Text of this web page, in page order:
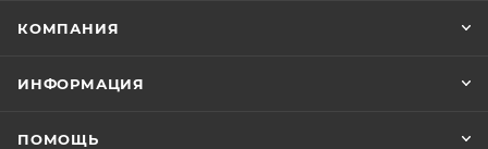
КОМПАНИЯ
ИНФОРМАЦИЯ
ПОМОЩЬ